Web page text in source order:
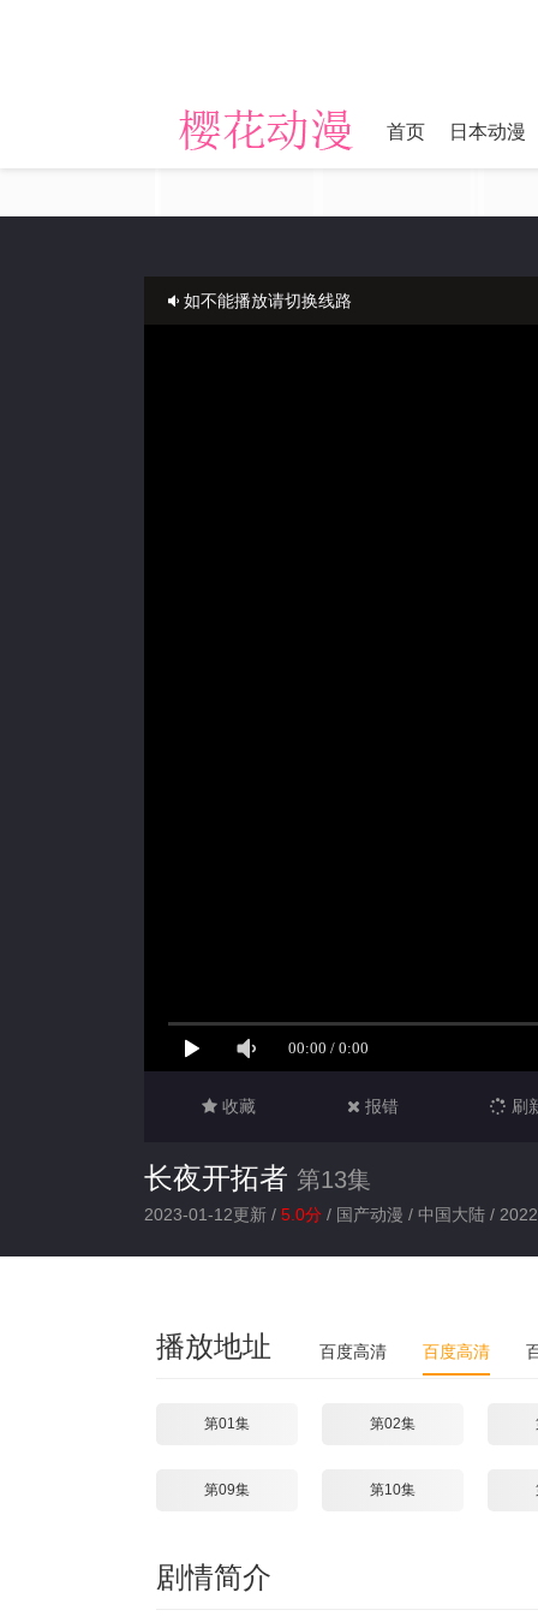
首页 日本动漫
如不能播放请切换线路
收藏 报错 刷
长夜开拓者 第13集
2023-01-12更新 / 5.0分 / 国产动漫 / 中国大陆 / 2022
播放地址 百度高清 百度高清
第01集 第02集
第09集 第10集
剧情简介